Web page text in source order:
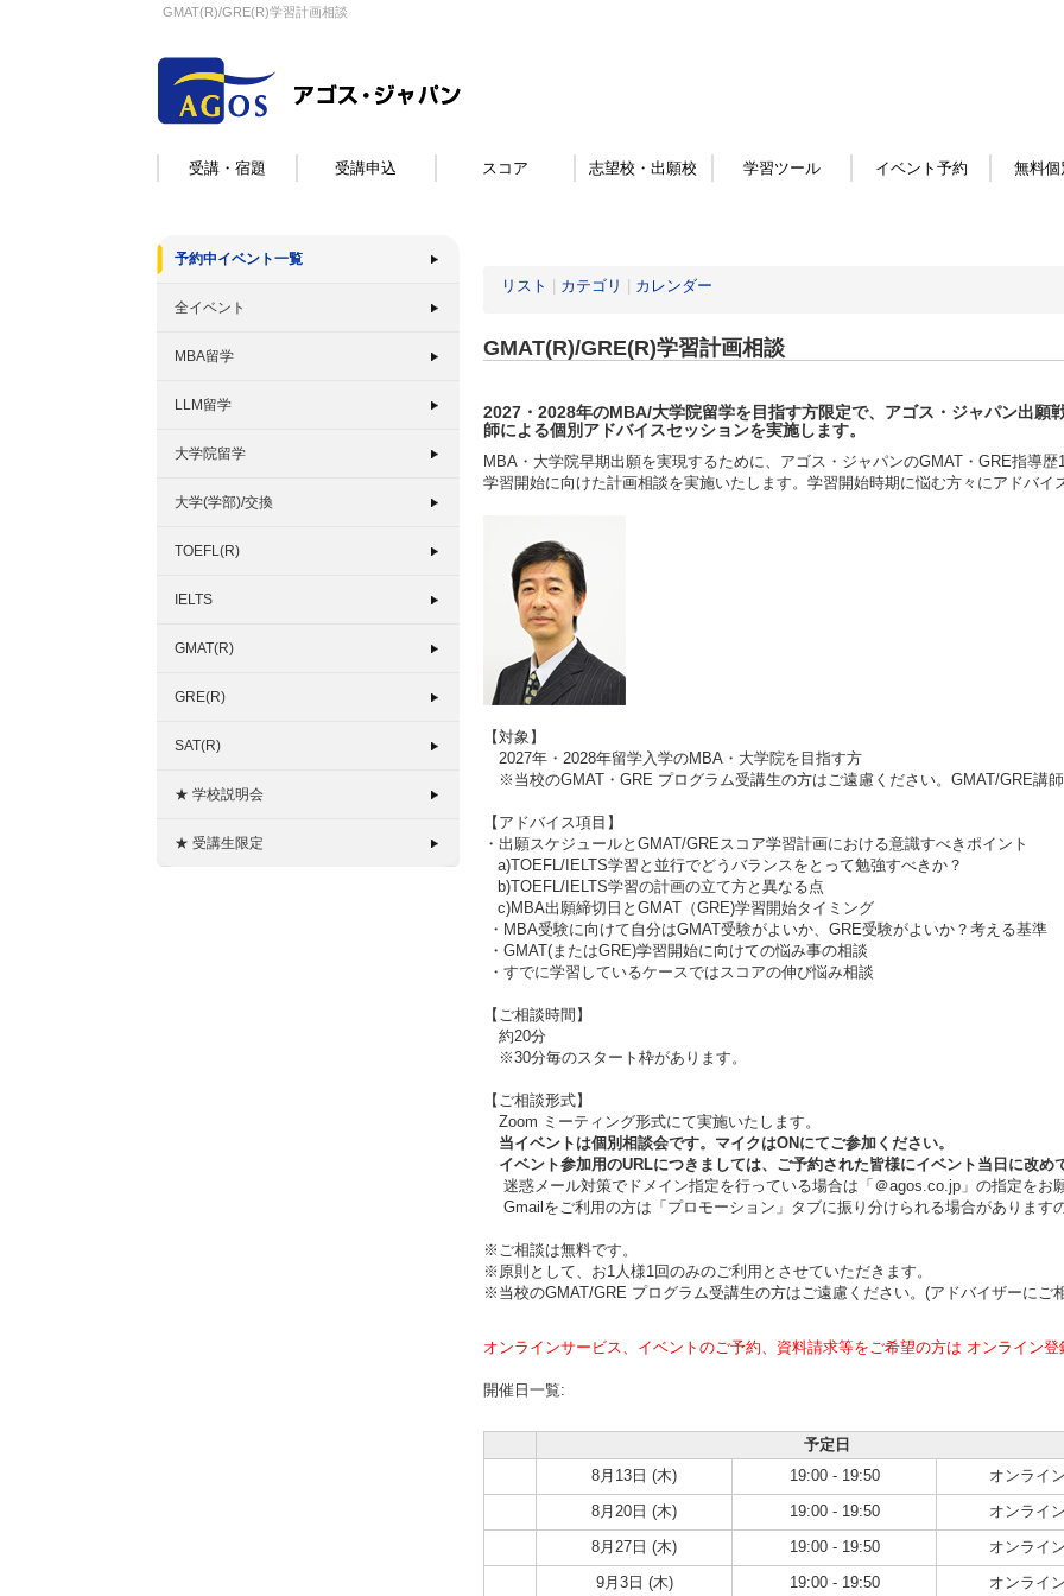
GMAT(R)/GRE(R)学習計画相談
受講・宿題 受講申込 スコア 志望校・出願校 学習ツール イベント予約 無料個
予約中イベント一覧
全イベント
MBA留学
LLM留学
大学院留学
大学(学部)/交換
TOEFL(R)
IELTS
GMAT(R)
GRE(R)
SAT(R)
★ 学校説明会
★ 受講生限定
リスト カテゴリ カレンダー
GMAT(R)/GRE(R)学習計画相談
2027・2028年のMBA/大学院留学を目指す方限定で、アゴス・ジャパン出願
師による個別アドバイスセッションを実施します。
MBA・大学院早期出願を実現するために、アゴス・ジャパンのGMAT・GRE指導
学習開始に向けた計画相談を実施いたします。学習開始時期に悩む方々にアドバイ
【対象】
2027年・2028年留学入学のMBA・大学院を目指す方
※当校のGMAT・GRE プログラム受講生の方はご遠慮ください。GMAT/GRE講師
【アドバイス項目】
・出願スケジュールとGMAT/GREスコア学習計画における意識すべきポイント
a)TOEFL/IELTS学習と並行でどうバランスをとって勉強すべきか？
b)TOEFL/IELTS学習の計画の立て方と異なる点
c)MBA出願締切日とGMAT（GRE)学習開始タイミング
・MBA受験に向けて自分はGMAT受験がよいか、GRE受験がよいか？考える基準
・GMAT(またはGRE)学習開始に向けての悩み事の相談
・すでに学習しているケースではスコアの伸び悩み相談
【ご相談時間】
約20分
※30分毎のスタート枠があります。
【ご相談形式】
Zoom ミーティング形式にて実施いたします。
当イベントは個別相談会です。マイクはONにてご参加ください。
イベント参加用のURLにつきましては、ご予約された皆様にイベント当日に改め
迷惑メール対策でドメイン指定を行っている場合は「＠agos.co.jp」の指定をお
Gmailをご利用の方は「プロモーション」タブに振り分けられる場合があります
※ご相談は無料です。
※原則として、お1人様1回のみのご利用とさせていただきます。
※当校のGMAT/GRE プログラム受講生の方はご遠慮ください。(アドバイザーにご
オンラインサービス、イベントのご予約、資料請求等をご希望の方は オンライン登
開催日一覧:
予定日
8月13日 (木)
19:00 - 19:50
オンライン
8月20日 (木)
19:00 - 19:50
オンライン
8月27日 (木)
19:00 - 19:50
オンライン
9月3日 (木)
19:00 - 19:50 オンライン